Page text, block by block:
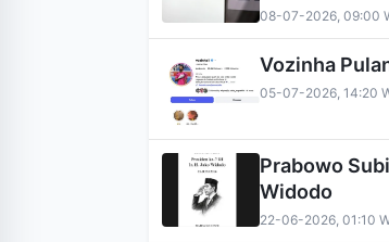
08-07-2026, 09:00
Vozinha
05-07-2026, 14:20
Prabowo
Widodo
22-06-2026, 01:10